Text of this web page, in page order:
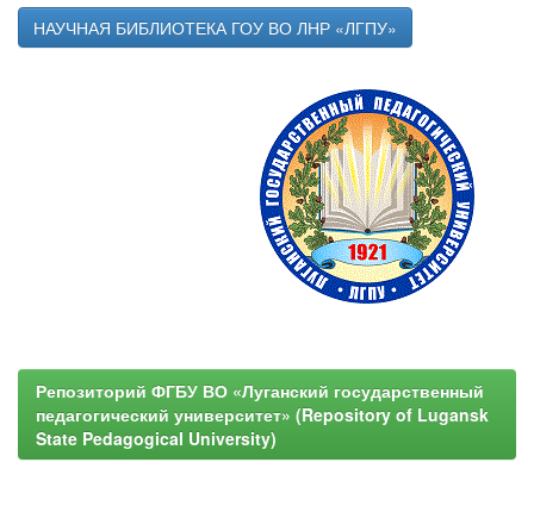
НАУЧНАЯ БИБЛИОТЕКА ГОУ ВО ЛНР «ЛГПУ»
Репозиторий ФГБУ ВО «Луганский государственный
педагогический университет» (Repository of Lugansk
State Pedagogical University)